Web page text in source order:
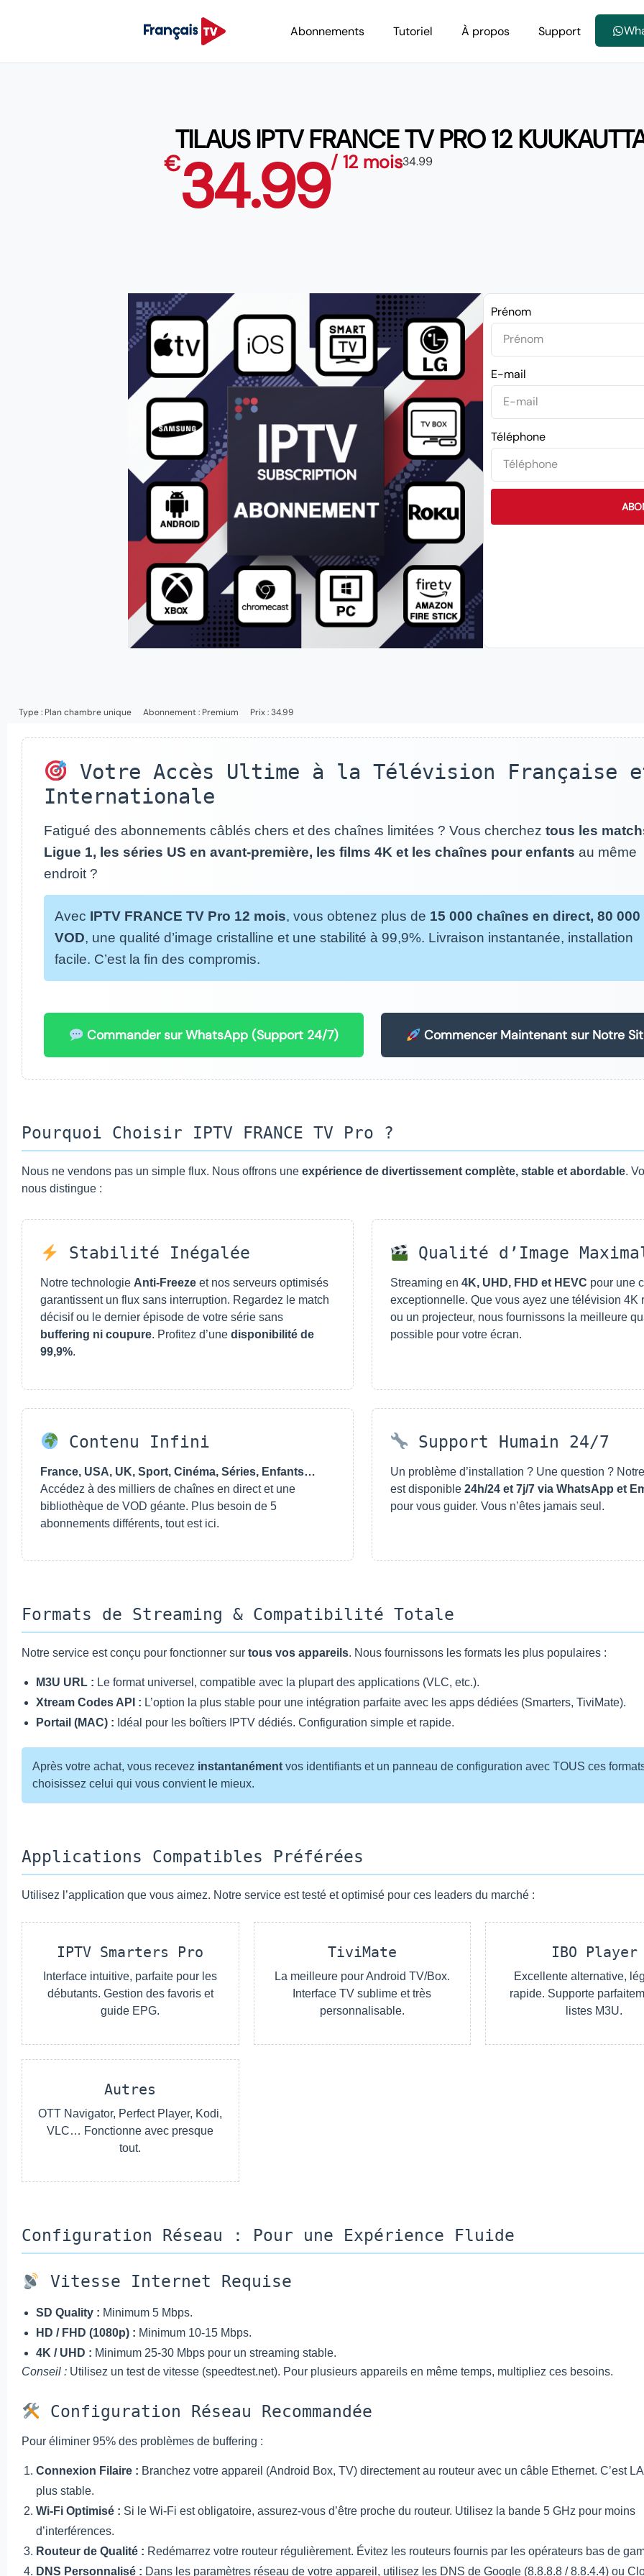
Abonnements Tutoriel À propos Support
TILAUS IPTV FRANCE TV PRO 12
€34.99/ 12 mois34.99
Prénom
E-mail
Téléphone
Type : Plan chambre unique Abonnement : Premium Prix : 34.99
Votre Accès Ultime à la Télévision Française
Internationale
Fatigué des abonnements câblés chers et des chaînes limitées ? Vous cherchez tous les
Ligue 1, les séries US en avant-première, les films 4K et les chaînes pour enfants au même
endroit ?
Avec IPTV FRANCE TV Pro 12 mois, vous obtenez plus de 15 000 chaînes en direct, 80 000
VOD, une qualité d’image cristalline et une stabilité à 99,9%. Livraison instantanée, installation
facile. C’est la fin des compromis.
Commander sur WhatsApp (Support 24/7) Commencer Maintenant sur Notre
Pourquoi Choisir IPTV FRANCE TV Pro ?
Nous ne vendons pas un simple flux. Nous offrons une expérience de divertissement complète, stable et abordable.
nous distingue :
Stabilité Inégalée
Notre technologie Anti-Freeze et nos serveurs optimisés
garantissent un flux sans interruption. Regardez le match
décisif ou le dernier épisode de votre série sans
buffering ni coupure. Profitez d’une disponibilité de
99,9%.
Qualité d’Image
Streaming en 4K, UHD, FHD et HEVC pour une
exceptionnelle. Que vous ayez une télévision 4K
ou un projecteur, nous fournissons la meilleure
possible pour votre écran.
Contenu Infini
France, USA, UK, Sport, Cinéma, Séries, Enfants…
Accédez à des milliers de chaînes en direct et une
bibliothèque de VOD géante. Plus besoin de 5
abonnements différents, tout est ici.
Support Humain 24/7
Un problème d’installation ? Une question ?
est disponible 24h/24 et 7j/7 via WhatsApp et
pour vous guider. Vous n’êtes jamais seul.
Formats de Streaming & Compatibilité Totale
Notre service est conçu pour fonctionner sur tous vos appareils. Nous fournissons les formats les plus populaires :
M3U URL : Le format universel, compatible avec la plupart des applications (VLC, etc.).
Xtream Codes API : L’option la plus stable pour une intégration parfaite avec les apps dédiées (Smarters, TiviMate).
Portail (MAC) : Idéal pour les boîtiers IPTV dédiés. Configuration simple et rapide.
Après votre achat, vous recevez instantanément vos identifiants et un panneau de configuration avec TOUS ces
choisissez celui qui vous convient le mieux.
Applications Compatibles Préférées
Utilisez l’application que vous aimez. Notre service est testé et optimisé pour ces leaders du marché :
IPTV Smarters Pro
Interface intuitive, parfaite pour les
débutants. Gestion des favoris et
guide EPG.
TiviMate
La meilleure pour Android TV/Box.
Interface TV sublime et très
personnalisable.
IBO Player
Excellente alternative,
rapide. Supporte
listes M3U.
Autres
OTT Navigator, Perfect Player, Kodi,
VLC… Fonctionne avec presque
tout.
Configuration Réseau : Pour une Expérience Fluide
Vitesse Internet Requise
SD Quality : Minimum 5 Mbps.
HD / FHD (1080p) : Minimum 10-15 Mbps.
4K / UHD : Minimum 25-30 Mbps pour un streaming stable.
Conseil : Utilisez un test de vitesse (speedtest.net). Pour plusieurs appareils en même temps, multipliez ces besoins.
Configuration Réseau Recommandée
Pour éliminer 95% des problèmes de buffering :
Connexion Filaire : Branchez votre appareil (Android Box, TV) directement au routeur avec un câble Ethernet. C’est
plus stable.
Wi-Fi Optimisé : Si le Wi-Fi est obligatoire, assurez-vous d’être proche du routeur. Utilisez la bande 5 GHz pour moins
d’interférences.
Routeur de Qualité : Redémarrez votre routeur régulièrement. Évitez les routeurs fournis par les opérateurs bas de
DNS Personnalisé : Dans les paramètres réseau de votre appareil, utilisez les DNS de Google (8.8.8.8 / 8.8.4.4) ou